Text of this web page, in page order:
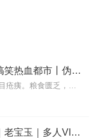
良 主播们个个都是大
的优良作品
第九特区丨头陀渊演播丨搞笑热血都市丨伪戒丨VIP免费多人有声剧
【内容简介】灾变过后，大地满目疮痍。粮食匮乏，资源紧俏，局势混乱……一位从待规划区杀出来的青年，背对着漫天黄沙，孤身来到九区谋生，却不曾想偶然结识三五好友，一念...
蛊真人｜大爱仙尊｜热血｜老宝玉｜多人VIP免费有声剧